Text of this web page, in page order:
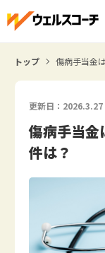
トップ 傷病手当金
更新日：2026.3.27
傷病手当金
件は？